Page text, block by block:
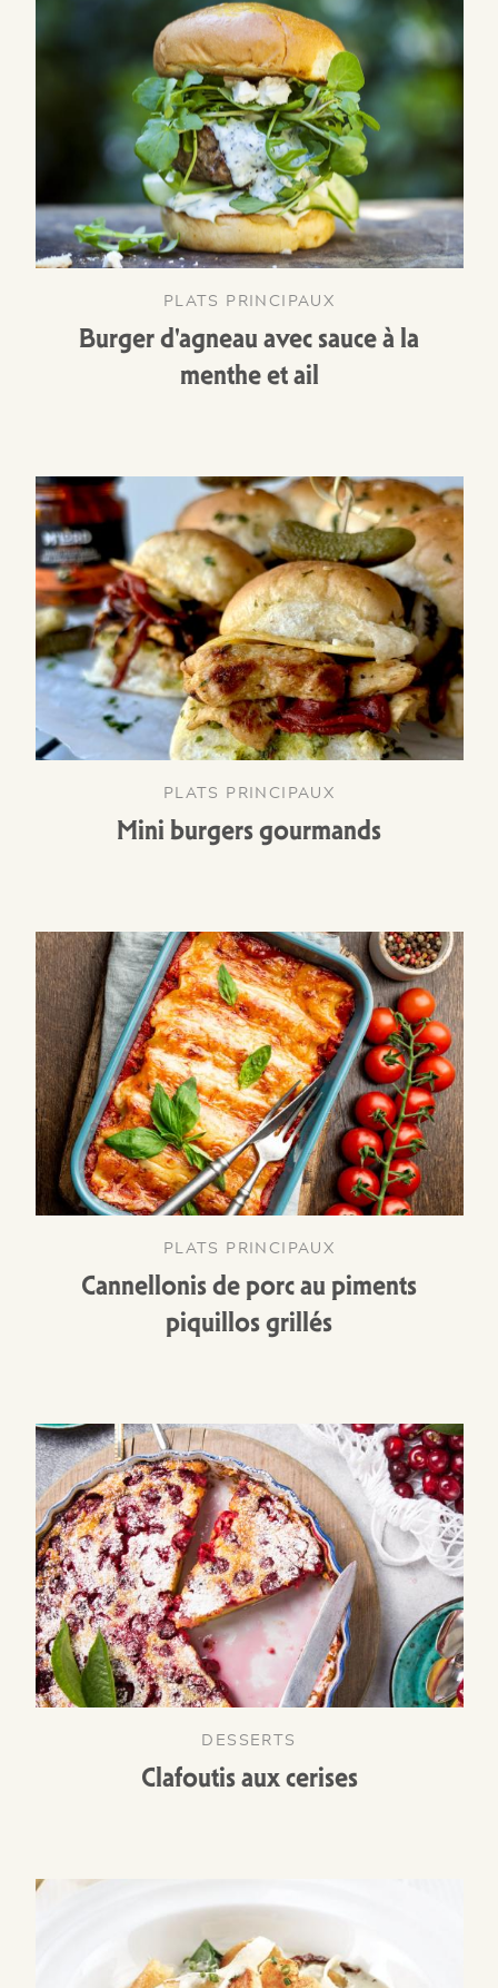
PLATS PRINCIPAUX
Burger d'agneau avec sauce à la
menthe et ail
PLATS PRINCIPAUX
Mini burgers gourmands
PLATS PRINCIPAUX
Cannellonis de porc au piments
piquillos grillés
DESSERTS
Clafoutis aux cerises